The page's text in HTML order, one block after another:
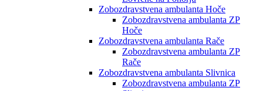
Zobozdravstvena ambulanta Hoče
Zobozdravstvena ambulanta ZP
Hoče
Zobozdravstvena ambulanta Rače
Zobozdravstvena ambulanta ZP
Rače
Zobozdravstvena ambulanta Slivnica
Zobozdravstvena ambulanta ZP